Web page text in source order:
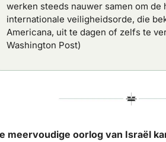
werken steeds nauwer samen om de
internationale veiligheidsorde, die
Americana, uit te dagen of zelfs te
Washington Post)
meervoudige oorlog van Israël